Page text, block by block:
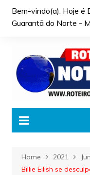
Bem-vindo(a). Hoje é
Guarantã do Norte -
Home 2021
Billie Eilish se